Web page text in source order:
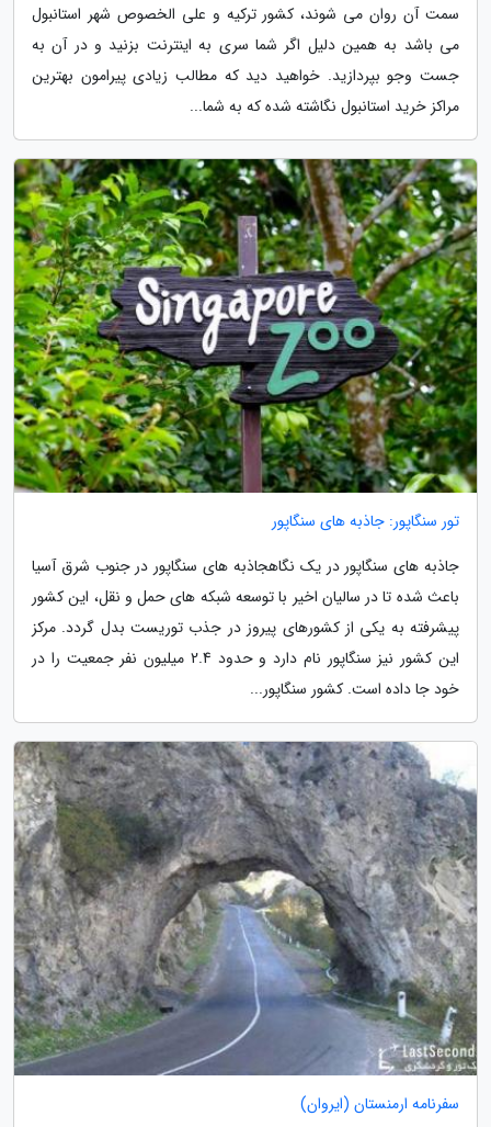
سمت آن روان می شوند، کشور ترکیه و علی الخصوص شهر استانبول
می باشد به همین دلیل اگر شما سری به اینترنت بزنید و در آن به
جست وجو بپردازید. خواهید دید که مطالب زیادی پیرامون بهترین
مراکز خرید استانبول نگاشته شده که به شما...
تور سنگاپور: جاذبه های سنگاپور
جاذبه های سنگاپور در یک نگاهجاذبه های سنگاپور در جنوب شرق آسیا
باعث شده تا در سالیان اخیر با توسعه شبکه های حمل و نقل، این کشور
پیشرفته به یکی از کشورهای پیروز در جذب توریست بدل گردد. مرکز
این کشور نیز سنگاپور نام دارد و حدود 2.4 میلیون نفر جمعیت را در
خود جا داده است. کشور سنگاپور...
سفرنامه ارمنستان (ایروان)